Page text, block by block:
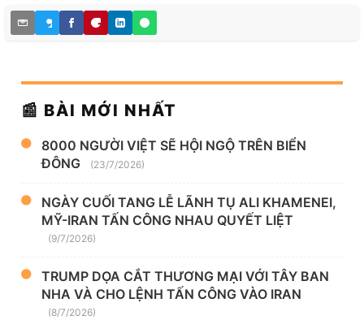
📰 BÀI MỚI NHẤT
8000 NGƯỜI VIỆT SẼ HỘI NGỘ TRÊN BIỂN
ĐÔNG
(23/7/2026)
NGÀY CUỐI TANG LỄ LÃNH TỤ ALI KHAMENEI,
MỸ-IRAN TẤN CÔNG NHAU QUYẾT LIỆT
(9/7/2026)
TRUMP DỌA CẮT THƯƠNG MẠI VỚI TÂY BAN
NHA VÀ CHO LỆNH TẤN CÔNG VÀO IRAN
(8/7/2026)